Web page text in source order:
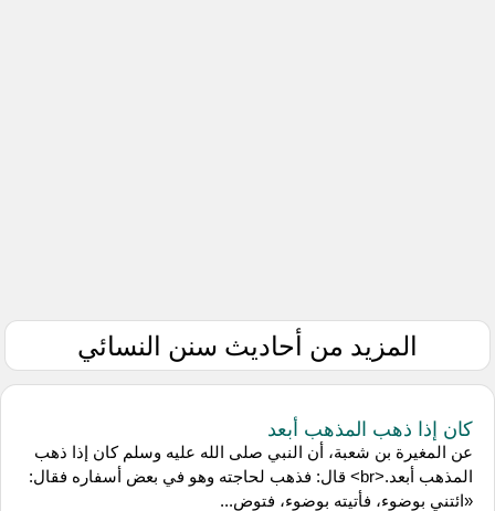
المزيد من أحاديث سنن النسائي
كان إذا ذهب المذهب أبعد
عن المغيرة بن شعبة، أن النبي صلى الله عليه وسلم كان إذا ذهب
المذهب أبعد.<br> قال: فذهب لحاجته وهو في بعض أسفاره فقال:
«ائتني بوضوء، فأتيته بوضوء، فتوض...